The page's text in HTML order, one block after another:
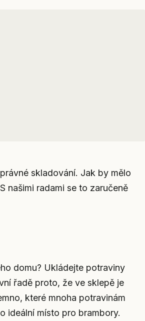
skladování. Jak by mělo
našimi radami se to zaručeně
domu? Ukládejte potraviny
řadě proto, že ve sklepě je
které mnoha potravinám
ideální místo pro brambory.